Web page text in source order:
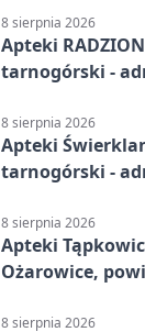
8 sierpnia 2026
Apteki
tarnogórski -
8 sierpnia 2026
Apteki
tarnogórski -
8 sierpnia 2026
Apteki
Ożarowice,
8 sierpnia 2026